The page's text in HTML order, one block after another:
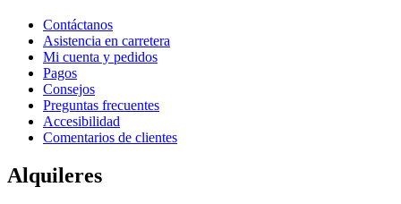
Contáctanos
Asistencia en carretera
Mi cuenta y pedidos
Pagos
Consejos
Preguntas frecuentes
Accesibilidad
Comentarios de clientes
Alquileres